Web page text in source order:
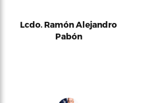
Lcdo. Ramón Alejandro
Pabón